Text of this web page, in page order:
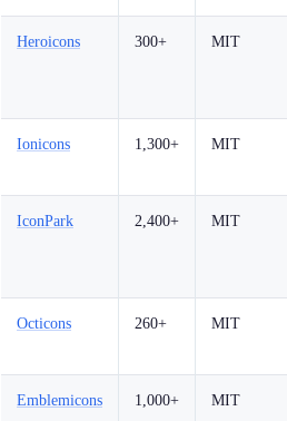
Heroicons 300+ MIT
Ionicons 1,300+ MIT
IconPark 2,400+ MIT
Octicons 260+ MIT
Emblemicons 1,000+ MIT